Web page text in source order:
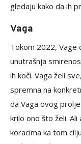
gledaju kako da ih
Vaga
Tokom 2022, Vage
unutrašnja
ih koči. Vaga želi
spremna na
da Vaga ovog
krilo ono što želi.
koracima ka tom